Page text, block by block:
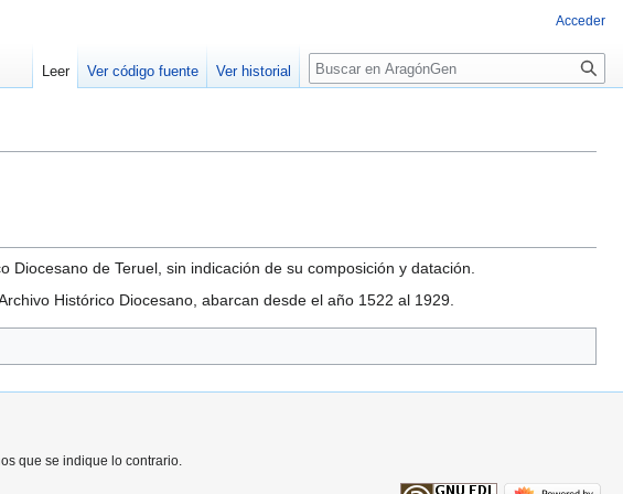
de Teruel, sin indicación de su composición y datación.
Histórico Diocesano, abarcan desde el año 1522 al 1929.
Acceder
Leer Ver código fuente Ver historial Buscar
que se indique lo contrario.